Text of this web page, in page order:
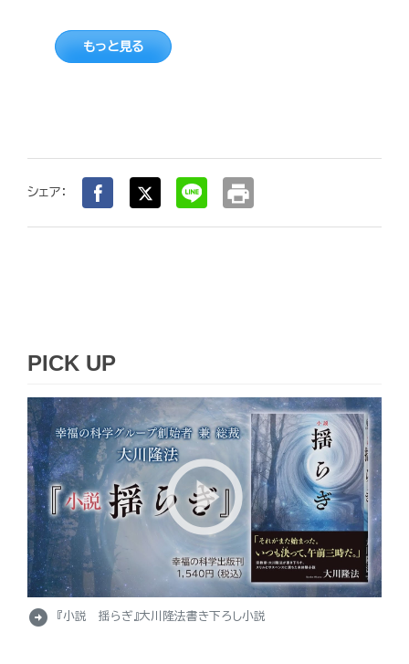
もっと見る
シェア： print
PICK UP
arrow_circle_right 『小説 揺らぎ』大川隆法書き下ろし小説